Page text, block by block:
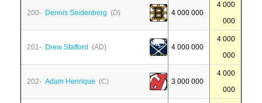
200- Dennis Seidenberg (D) 4 000 000
4 000
000
201- Drew Stafford (AD) 4 000 000
4 000
000
202- Adam Henrique (C) 3 000 000
4 000
000